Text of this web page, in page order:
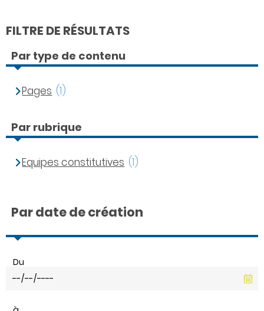
FILTRE DE RÉSULTATS
Par type de contenu
Pages (1)
Par rubrique
Equipes constitutives (1)
Par date de création
Du